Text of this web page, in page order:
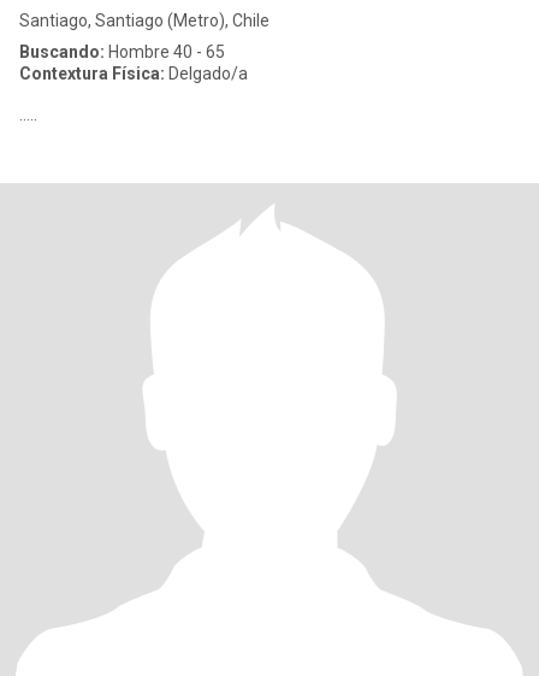
Santiago, Santiago (Metro), Chile
Buscando: Hombre 40 - 65
Contextura Física: Delgado/a